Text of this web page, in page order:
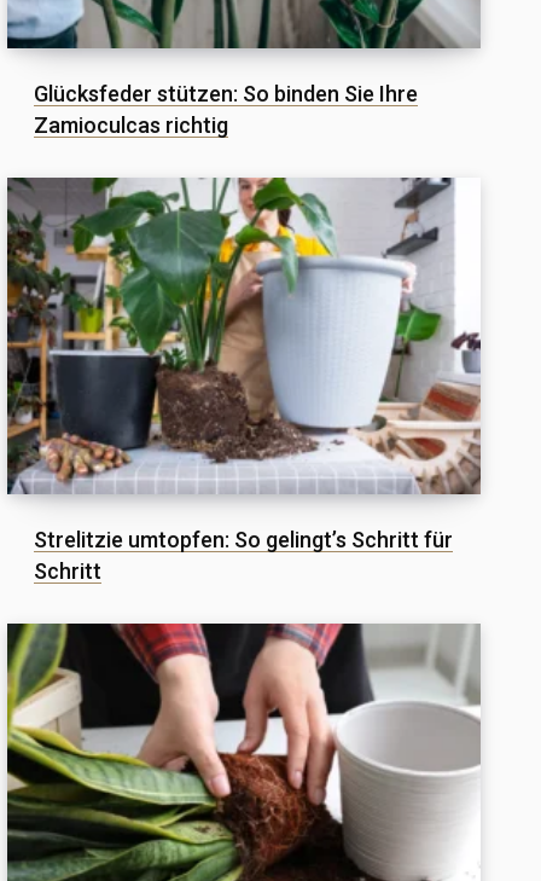
Glücksfeder stützen: So binden Sie Ihre
Zamioculcas richtig
Strelitzie umtopfen: So gelingt’s Schritt für
Schritt